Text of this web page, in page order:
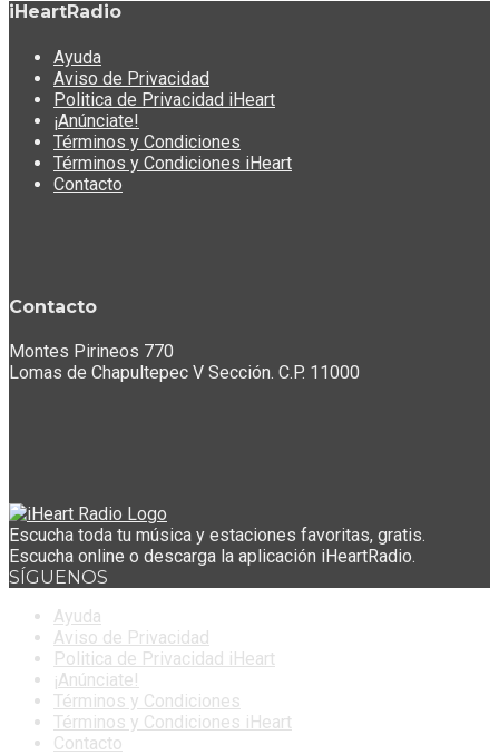
iHeartRadio
Ayuda
Aviso de Privacidad
Politica de Privacidad iHeart
¡Anúnciate!
Términos y Condiciones
Términos y Condiciones iHeart
Contacto
Contacto
Montes Pirineos 770
Lomas de Chapultepec V Sección. C.P. 11000
Escucha toda tu música y estaciones favoritas, gratis.
Escucha online o descarga la aplicación iHeartRadio.
SÍGUENOS
Ayuda
Aviso de Privacidad
Politica de Privacidad iHeart
¡Anúnciate!
Términos y Condiciones
Términos y Condiciones iHeart
Contacto